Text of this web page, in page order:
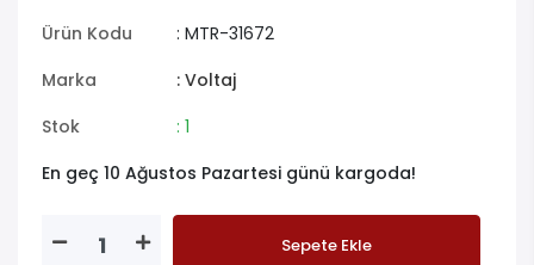
Ürün Kodu
: MTR-31672
Marka
: Voltaj
Stok
: 1
En geç 10 Ağustos Pazartesi günü kargoda!
Sepete Ekle